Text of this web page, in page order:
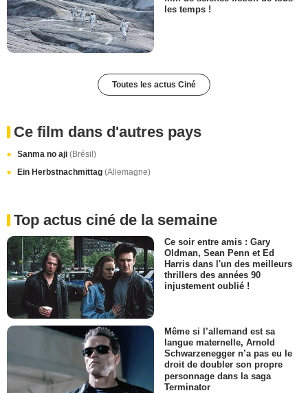
les temps !
Toutes les actus Ciné
Ce film dans d'autres pays
Sanma no aji (Brésil)
Ein Herbstnachmittag (Allemagne)
Top actus ciné de la semaine
Ce soir entre amis : Gary
Oldman, Sean Penn et Ed
Harris dans l'un des meilleurs
thrillers des années 90
injustement oublié !
Même si l’allemand est sa
langue maternelle, Arnold
Schwarzenegger n’a pas eu le
droit de doubler son propre
personnage dans la saga
Terminator